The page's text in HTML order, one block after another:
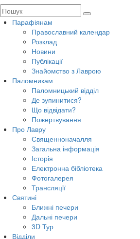
Парафіянам
Православний календар
Розклад
Новини
Публікації
Знайомство з Лаврою
Паломникам
Паломницький відділ
Де зупинитися?
Що відвідати?
Пожертвування
Про Лавру
Священноначалля
Загальна інформація
Історія
Електронна бібліотека
Фотогалерея
Трансляцiї
Святині
Ближні печери
Дальні печери
3D Тур
Відділи